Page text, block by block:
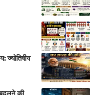
ज्योतिषीय
की